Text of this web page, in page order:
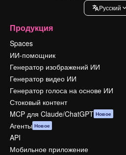
Pусский
Продукция
Spaces
ИИ-помощник
Генератор изображений ИИ
Генератор видео ИИ
Генератор голоса на основе ИИ
Стоковый контент
MCP для Claude/ChatGPT Новое
Агенты Новое
API
Мобильное приложение